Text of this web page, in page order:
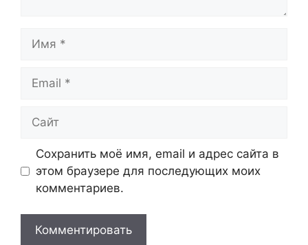
Сохранить моё имя, email и адрес сайта в
этом браузере для последующих моих
комментариев.